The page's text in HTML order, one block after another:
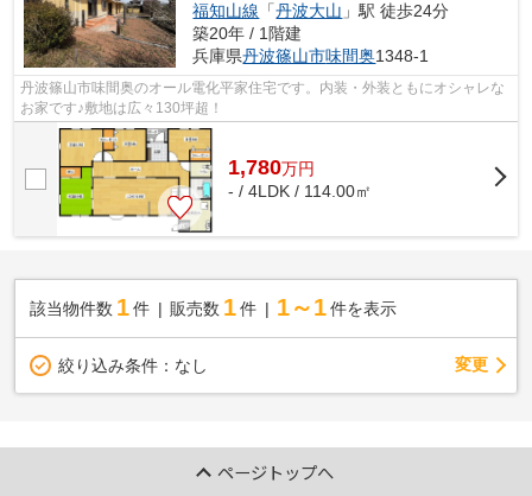
福知山線 「丹波大山 」駅 徒歩24分
築20年 / 1階建
兵庫県丹波篠山市味間奥1348-1
丹波篠山市味間奥のオール電化平家住宅です。内装・外装ともにオシャレな
お家です♪敷地は広々130坪超！
1,780万円
- / 4LDK / 114.00㎡
該当物件数 1件 販売数 1 件 1～1 件を表示
絞り込み条件： なし 変更
ページトップへ